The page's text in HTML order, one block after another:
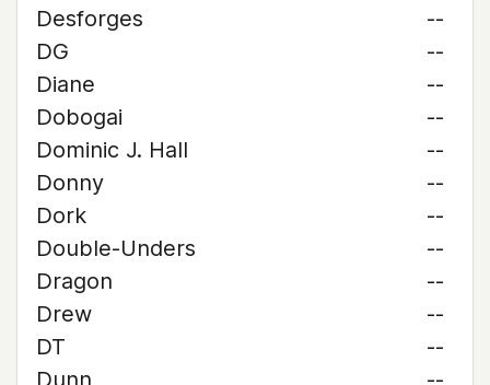
Desforges
--
DG
--
Diane
--
Dobogai
--
Dominic J. Hall
--
Donny
--
Dork
--
Double-Unders
--
Dragon
--
Drew
--
DT
--
Dunn
--